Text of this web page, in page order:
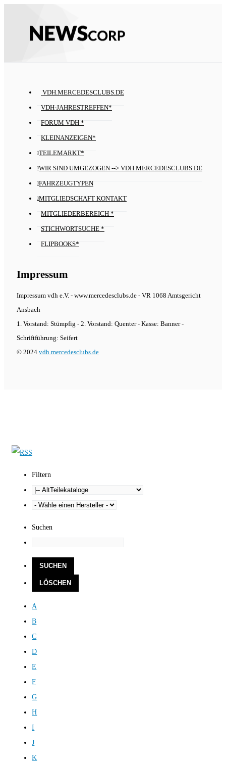
VDH.MERCEDESCLUBS.DE
VDH-JAHRESTREFFEN*
FORUM VDH *
KLEINANZEIGEN*
TEILEMARKT*
WIR SIND UMGEZOGEN --> VDH.MERCEDESCLUBS.DE
FAHRZEUGTYPEN
MITGLIEDSCHAFT KONTAKT
MITGLIEDERBEREICH *
STICHWORTSUCHE *
FLIPBOOKS*
Impressum
Impressum vdh e.V. - www.mercedesclubs.de - VR 1068 Amtsgericht
Ansbach
1. Vorstand: Stümpfig - 2. Vorstand: Quenter - Kasse: Banner -
Schriftführung: Seifert
© 2024 vdh.mercedesclubs.de
Filtern
Suchen
A
B
C
D
E
F
G
H
I
J
K